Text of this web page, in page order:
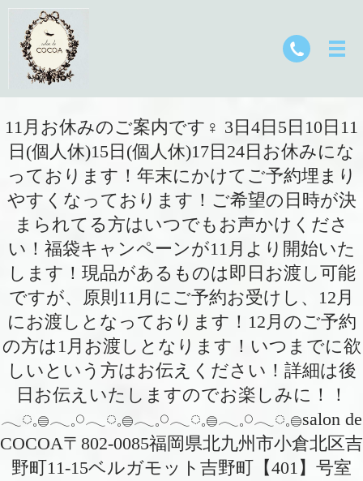
11月お休みのご案内です‍♀️ 3日4日5日10日11
日(個人休)15日(個人休)17日24日お休みにな
っております！年末にかけてご予約埋まり
やすくなっております！ご希望の日時が決
まられてる方はいつでもお声かけくださ
い！福袋キャンペーンが11月より開始いた
します！現品があるものは即日お渡し可能
ですが、原則11月にご予約お受けし、12月
にお渡しとなっております！12月のご予約
の方は1月お渡しとなります！いつまでに欲
しいという方はお伝えください！詳細は後
日お伝えいたしますのでお楽しみに！！
𓂃◌𓈒𓐍𓂃𓈒𓏸𓂃◌𓈒𓐍𓂃𓈒𓏸𓂃◌𓈒𓐍𓂃𓈒𓏸𓂃◌𓈒𓐍salon de
COCOA〒802-0085福岡県北九州市小倉北区吉
野町11-15ベルガモット吉野町【401】号室︎